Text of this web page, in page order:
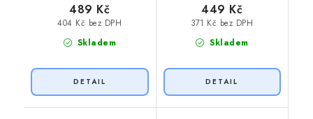
Skladem
404 Kč bez DPH
489 Kč
Skladem
371 Kč bez DPH
449 Kč